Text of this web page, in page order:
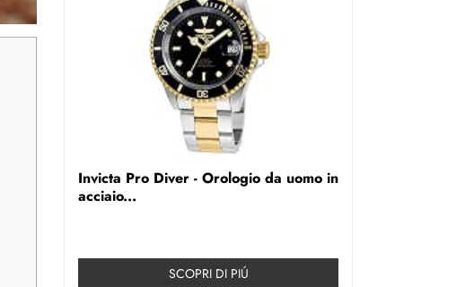
Invicta Pro Diver - Orologio da uomo in
acciaio...
SCOPRI DI PIÚ